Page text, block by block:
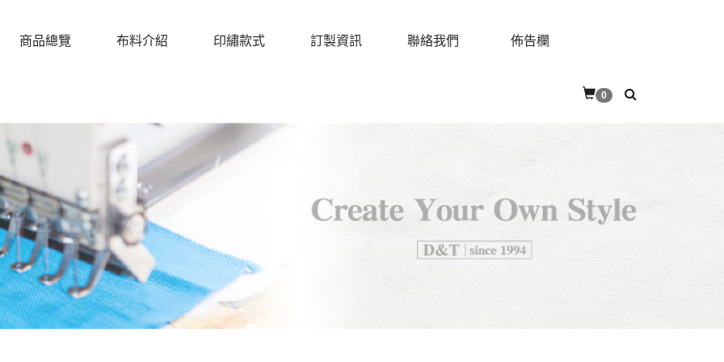
商品總覽 布料介紹 印繡款式 訂製資訊 聯絡我們 佈告欄
0